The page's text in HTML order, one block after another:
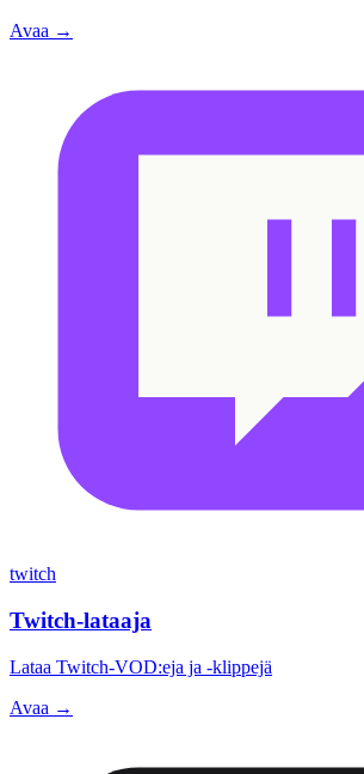
Avaa →
twitch
Twitch-lataaja
Lataa Twitch-VOD:eja ja -klippejä
Avaa →